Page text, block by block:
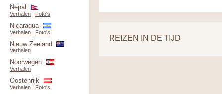
REIZEN IN DE TIJD
Nepal
Verhalen | Foto's
Nicaragua
Verhalen | Foto's
Nieuw Zeeland
Verhalen
Noorwegen
Verhalen
Oostenrijk
Verhalen | Foto's